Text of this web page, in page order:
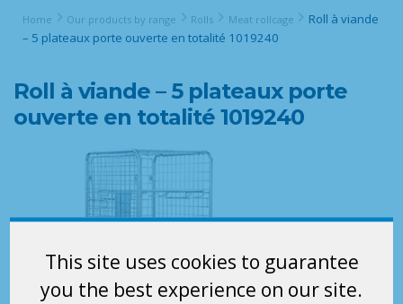
This site uses cookies to guarantee
you the best experience on our site.
Home Our products by range Rolls Meat rollcage
Roll à viande
– 5 plateaux porte ouverte en totalité 1019240
Roll à viande – 5 plateaux porte
ouverte en totalité 1019240